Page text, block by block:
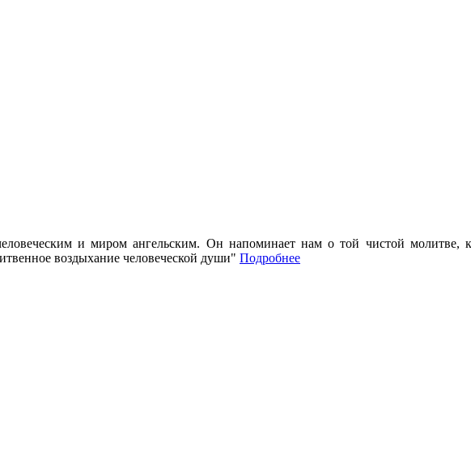
и миром ангельским. Он напоминает нам о той чистой молитве,
воздыхание человеческой души" Подробнее